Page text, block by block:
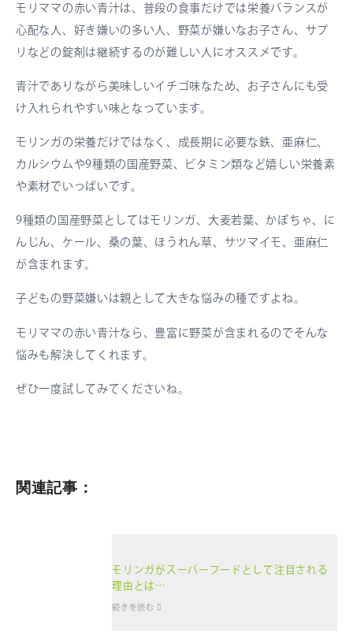
モリママの赤い青汁は、普段の食事だけでは栄養バランスが
心配な人、好き嫌いの多い人、野菜が嫌いなお子さん、サプ
リなどの錠剤は継続するのが難しい人にオススメです。
青汁でありながら美味しいイチゴ味なため、お子さんにも受
け入れられやすい味となっています。
モリンガの栄養だけではなく、成長期に必要な鉄、亜麻仁、
カルシウムや9種類の国産野菜、ビタミン類など嬉しい栄養素
や素材でいっぱいです。
9種類の国産野菜としてはモリンガ、大麦若葉、かぼちゃ、に
んじん、ケール、桑の葉、ほうれん草、サツマイモ、亜麻仁
が含まれます。
子どもの野菜嫌いは親として大きな悩みの種ですよね。
モリママの赤い青汁なら、豊富に野菜が含まれるのでそんな
悩みも解決してくれます。
ぜひ一度試してみてくださいね。
関連記事：
モリンガがスーパーフードとして注目される
理由とは…
続きを読む